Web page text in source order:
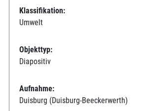
Klassifikation:
Umwelt
Objekttyp:
Diapositiv
Aufnahme:
Duisburg (Duisburg-Beeckerwerth)